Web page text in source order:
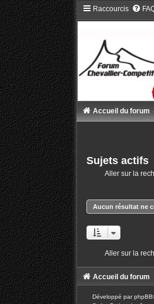
Raccourcis
Accueil du forum
Sujets actifs
Aller sur la
Aucun résultat ne
Aller sur la
Accueil du forum
Développé parphpBB